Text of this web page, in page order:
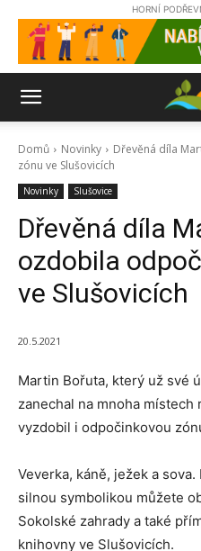
HORNÍ
Domů Novinky
Dřevěná díla
zónu ve Slušovicích
Novinky Slušovice
Dřevěná díla
ozdobila
ve Slušovicích
20.5.2021
Martin Bořuta, který už své
zanechal na mnoha
vyzdobil i odpočinkovou
Veverka, káně, ježek a
silnou symbolikou můžete
Sokolské zahrady a také
knihovny ve Slušovicích.